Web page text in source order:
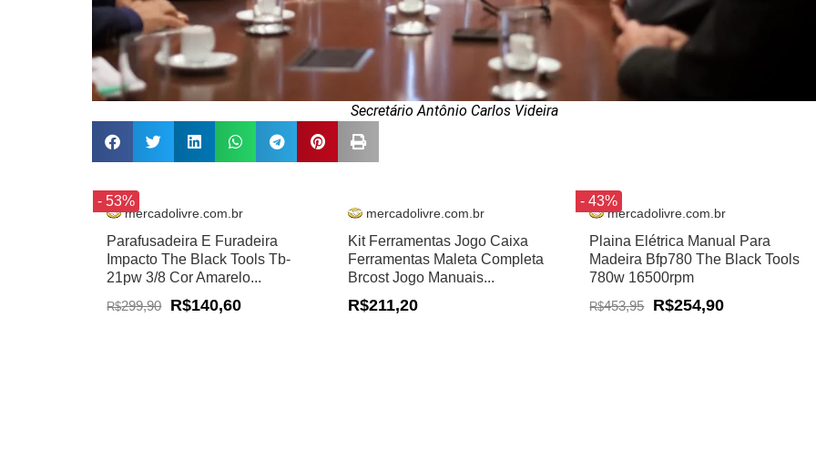
Secretário Antônio Carlos Videira
- 53%
mercadolivre.com.br
Parafusadeira E Furadeira
Impacto The Black Tools Tb-
21pw 3/8 Cor Amarelo...
R$299,90 R$140,60
mercadolivre.com.br
Kit Ferramentas Jogo Caixa
Ferramentas Maleta Completa
Brcost Jogo Manuais...
R$211,20
- 43%
mercadolivre.com.br
Plaina Elétrica Manual Para
Madeira Bfp780 The Black Tools
780w 16500rpm
R$453,95 R$254,90